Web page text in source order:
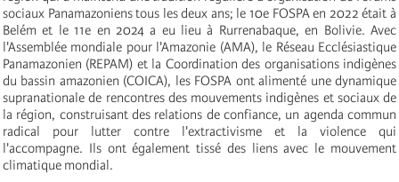
sociaux Panamazoniens tous les deux ans; le 10e FOSPA en 2022 était à
Belém et le 11e en 2024 a eu lieu à Rurrenabaque, en Bolivie. Avec
l'Assemblée mondiale pour l'Amazonie (AMA), le Réseau Ecclésiastique
Panamazonien (REPAM) et la Coordination des organisations indigènes
du bassin amazonien (COICA), les FOSPA ont alimenté une dynamique
supranationale de rencontres des mouvements indigènes et sociaux de
la région, construisant des relations de confiance, un agenda commun
radical pour lutter contre l'extractivisme et la violence qui
l'accompagne. Ils ont également tissé des liens avec le mouvement
climatique mondial.